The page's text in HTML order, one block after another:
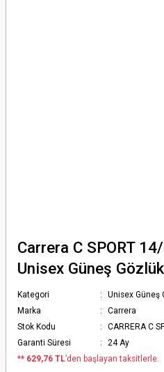
Carrera C SPORT
Unisex Güneş Gözlük
Kategori
Unisex Güneş
Marka
Carrera
Stok Kodu
CARRERA C
Garanti Süresi
24 Ay
** 629,76 TL’den başlayan taksitlerle.